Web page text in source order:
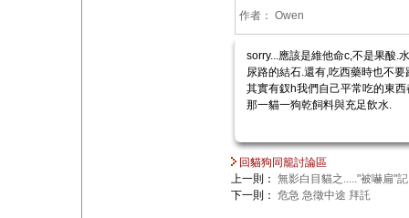
作者： Owen
sorry...應該是維他命c,不是果酸.
尿路的結石.還有,吃西藥時也不
其實有釵h我們自己平常吃的東
那一貓一狗乾飼料與充足飲水.
回貓狗同籠討論區
上一則： 無影白目貓之....."被嚇扁"記
下一則： 危急 急徵中途 拜託